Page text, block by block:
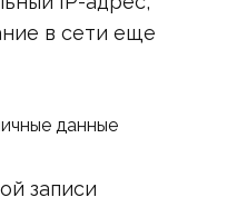
в сети еще
данные
записи